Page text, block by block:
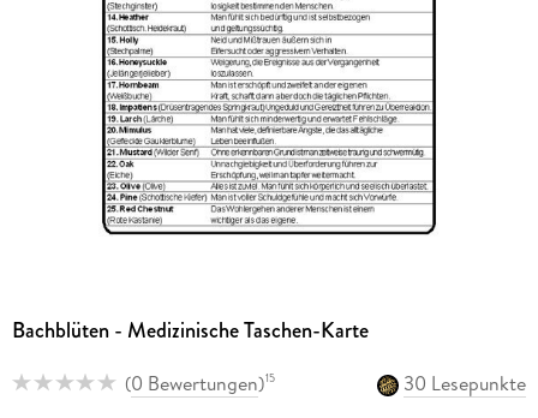
Bachblüten - Medizinische Taschen-Karte
(0 Bewertungen)15
30 Lesepunkte